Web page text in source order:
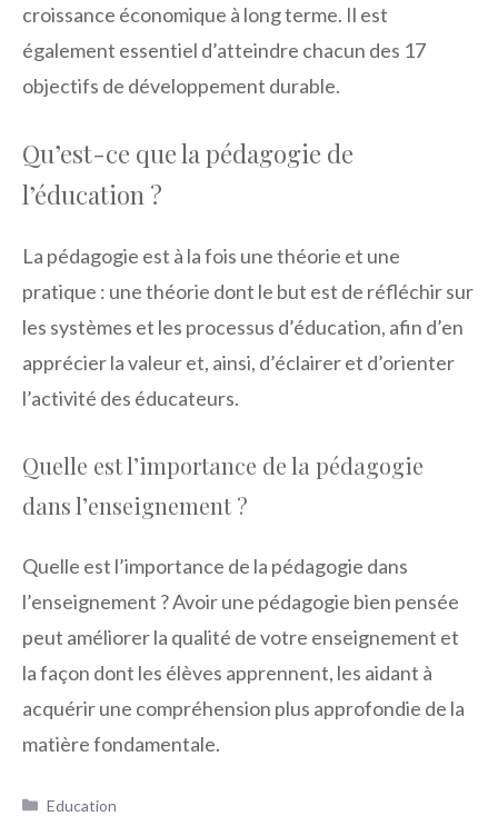
croissance économique à long terme. Il est
également essentiel d’atteindre chacun des 17
objectifs de développement durable.
Qu’est-ce que la pédagogie de
l’éducation ?
La pédagogie est à la fois une théorie et une
pratique : une théorie dont le but est de réfléchir sur
les systèmes et les processus d’éducation, afin d’en
apprécier la valeur et, ainsi, d’éclairer et d’orienter
l’activité des éducateurs.
Quelle est l’importance de la pédagogie
dans l’enseignement ?
Quelle est l’importance de la pédagogie dans
l’enseignement ? Avoir une pédagogie bien pensée
peut améliorer la qualité de votre enseignement et
la façon dont les élèves apprennent, les aidant à
acquérir une compréhension plus approfondie de la
matière fondamentale.
Catégories
Education